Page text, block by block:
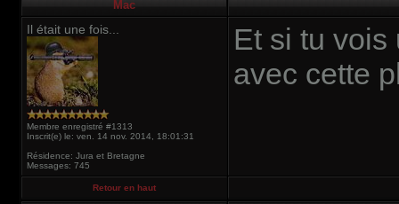
Mac
Il était une fois...
Membre enregistré #1313
Inscrit(e) le: ven. 14 nov. 2014, 18:01:31
Résidence: Jura et Bretagne
Messages: 745
Et si tu vois
avec cette
Retour en haut